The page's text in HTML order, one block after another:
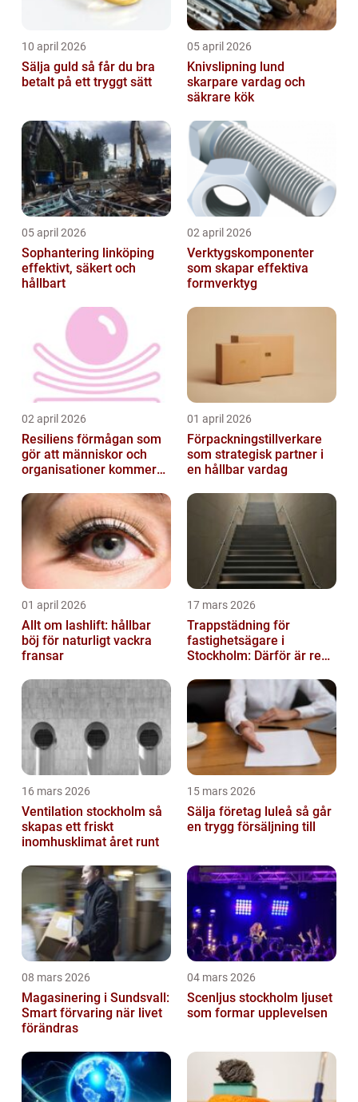
10 april 2026
Sälja guld så får du bra
betalt på ett tryggt sätt
05 april 2026
Knivslipning lund
skarpare vardag och
säkrare kök
05 april 2026
Sophantering linköping
effektivt, säkert och
hållbart
02 april 2026
Verktygskomponenter
som skapar effektiva
formverktyg
02 april 2026
Resiliens förmågan som
gör att människor och
organisationer kommer
01 april 2026
Förpackningstillverkare
som strategisk partner i
en hållbar vardag
01 april 2026
Allt om lashlift: hållbar
böj för naturligt vackra
fransar
17 mars 2026
Trappstädning för
fastighetsägare i
Stockholm: Därför är rena
investering
16 mars 2026
Ventilation stockholm så
skapas ett friskt
inomhusklimat året runt
15 mars 2026
Sälja företag luleå så går
en trygg försäljning till
08 mars 2026
Magasinering i Sundsvall:
Smart förvaring när livet
förändras
04 mars 2026
Scenljus stockholm ljuset
som formar upplevelsen